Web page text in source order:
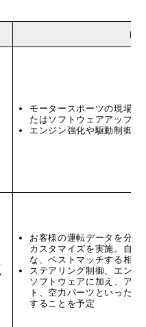
内
モータースポーツの現場
たはソフトウェアアップデ
エンジン強化や駆動制御の
お客様の運転データを分
カスタマイズを実施。自
な、ベストマッチする相棒
ステアリング制御、エン
ソフトウェアに加え、ア
ト、空力パーツといった
することを予定